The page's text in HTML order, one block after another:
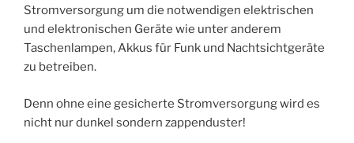
Stromversorgung um die notwendigen elektrischen
und elektronischen Geräte wie unter anderem
Taschenlampen, Akkus für Funk und Nachtsichtgeräte
zu betreiben.
Denn ohne eine gesicherte Stromversorgung wird es
nicht nur dunkel sondern zappenduster!